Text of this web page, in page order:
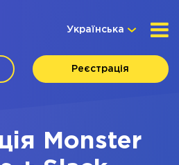
Українська
Реєстрація
Monster